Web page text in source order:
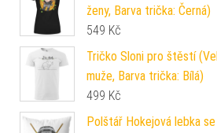
ženy, Barva trička: Černá)
549 Kč
Tričko Sloni pro štěstí
muže, Barva trička: Bílá)
499 Kč
Polštář Hokejová lebka